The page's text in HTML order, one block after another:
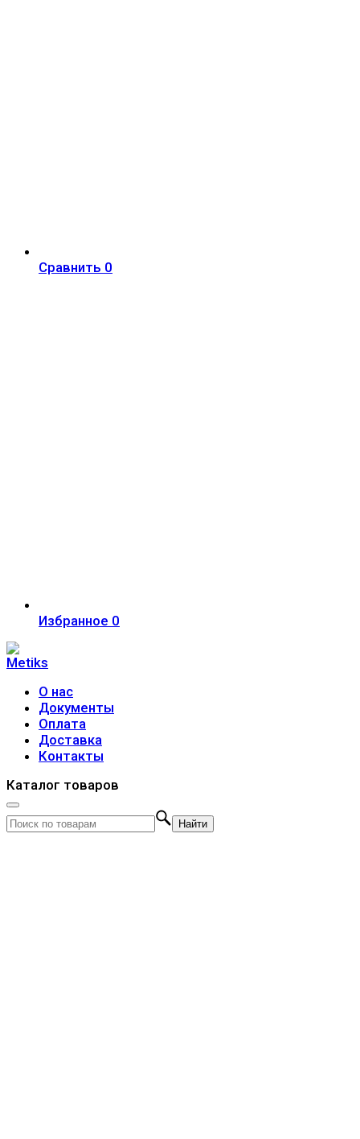
Сравнить 0
Избранное 0
О нас
Документы
Оплата
Доставка
Контакты
Каталог товаров
Найти